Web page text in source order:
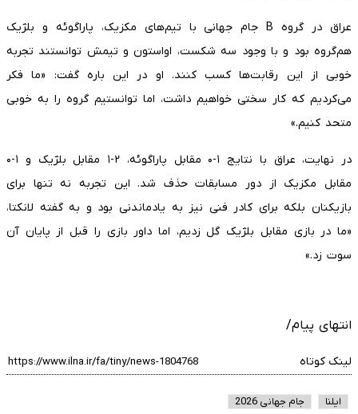
عراق در گروه B جام جهانی با تیم‌های مکزیک، پاراگوئه و بلژیک
هم‌گروه بود و با وجود سه شکست، اواستون و تیمش توانستند تجربه
خوبی از این رقابت‌ها کسب کنند. او در این باره گفت: «ما فکر
می‌کردیم که کار سختی خواهیم داشت، اما توانستیم گروه را به خوبی
متحد کنیم.»
در نهایت، عراق با نتایج ۱-۰ مقابل پاراگوئه، ۲-۱ مقابل بلژیک و ۱-۰
مقابل مکزیک از دور مسابقات حذف شد. این تجربه نه تنها برای
بازیکنان بلکه برای کادر فنی نیز به یادماندنی بود و به گفته لانکتا،
«ما در بازی مقابل بلژیک گل زدیم، اما داور بازی را قبل از پایان آن
سوت زد.»
انتهای پیام/
لینک کوتاه
ایلنا جام جهانی 2026